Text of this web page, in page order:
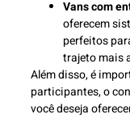
Vans com
oferecem
perfeitos
trajeto mais
Além disso, é
participantes, o
você deseja